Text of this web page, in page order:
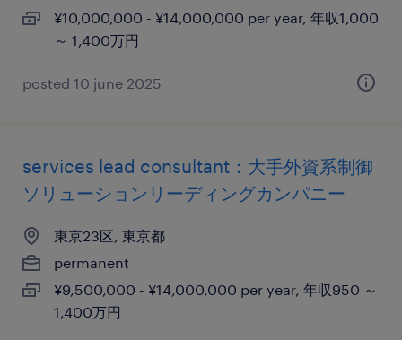
¥10,000,000 - ¥14,000,000 per year, 年収1,000
～ 1,400万円
posted 10 june 2025
services lead consultant：大手外資系制御
ソリューションリーディングカンパニー
東京23区, 東京都
permanent
¥9,500,000 - ¥14,000,000 per year, 年収950 ～
1,400万円